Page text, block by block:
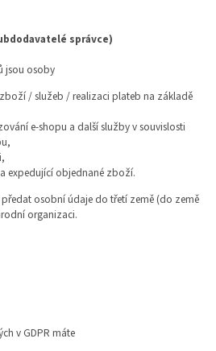
správce)
jsou osoby
/ služeb / realizaci plateb na základě
e-shopu a další služby v souvislosti
expedující objednané zboží.
předat osobní údaje do třetí země (do země
organizaci.
v GDPR máte